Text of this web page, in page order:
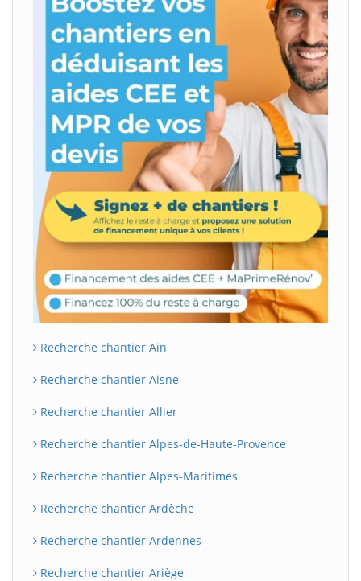
Recherche chantier Ain
Recherche chantier Aisne
Recherche chantier Allier
Recherche chantier Alpes-de-Haute-Provence
Recherche chantier Alpes-Maritimes
Recherche chantier Ardèche
Recherche chantier Ardennes
Recherche chantier Ariège